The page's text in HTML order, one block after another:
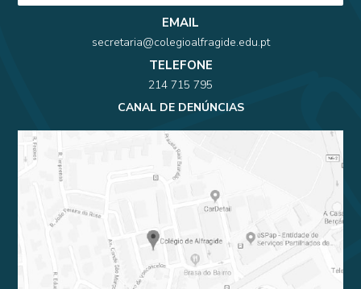
EMAIL
secretaria@colegioalfragide.edu.pt
TELEFONE
214 715 795
CANAL DE DENÚNCIAS